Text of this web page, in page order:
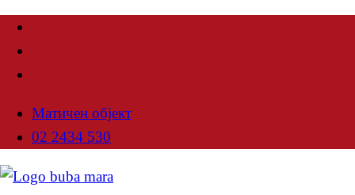
Матичен објект
02 2434 530